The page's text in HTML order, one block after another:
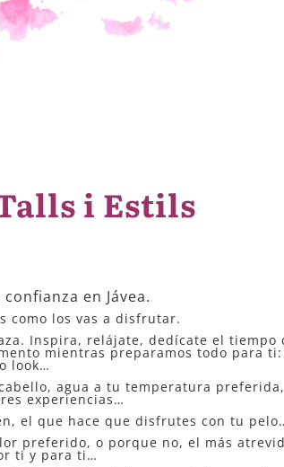
i Estils
en Jávea.
como los vas a disfrutar.
Inspira, relájate, dedícate el tiempo
mientras preparamos todo para
look…
agua a tu temperatura
experiencias…
el que hace que disfrutes con tu
preferido, o porque no, el más
ti y para ti…